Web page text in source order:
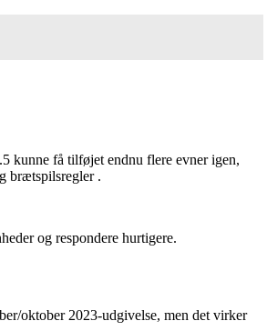
kunne få tilføjet endnu flere evner igen,
brætspilsregler.
og respondere hurtigere.
oktober 2023-udgivelse, men det virker